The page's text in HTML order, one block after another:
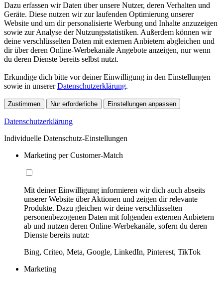
Dazu erfassen wir Daten über unsere Nutzer, deren Verhalten und
Geräte. Diese nutzen wir zur laufenden Optimierung unserer
Website und um dir personalisierte Werbung und Inhalte anzuzeigen
sowie zur Analyse der Nutzungsstatistiken. Außerdem können wir
deine verschlüsselten Daten mit externen Anbietern abgleichen und
dir über deren Online-Werbekanäle Angebote anzeigen, nur wenn
du deren Dienste bereits selbst nutzt.
Erkundige dich bitte vor deiner Einwilligung in den Einstellungen
sowie in unsererDatenschutzerklärung.
Zustimmen Nur erforderliche Einstellungen anpassen
Datenschutzerklärung
Individuelle Datenschutz-Einstellungen
Marketing per Customer-Match
Mit deiner Einwilligung informieren wir dich auch abseits
unserer Website über Aktionen und zeigen dir relevante
Produkte. Dazu gleichen wir deine verschlüsselten
personenbezogenen Daten mit folgenden externen Anbietern
ab und nutzen deren Online-Werbekanäle, sofern du deren
Dienste bereits nutzt:
Bing, Criteo, Meta, Google, LinkedIn, Pinterest, TikTok
Marketing